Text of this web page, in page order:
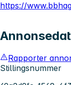
https://
Rapporter
Stillingsnummer